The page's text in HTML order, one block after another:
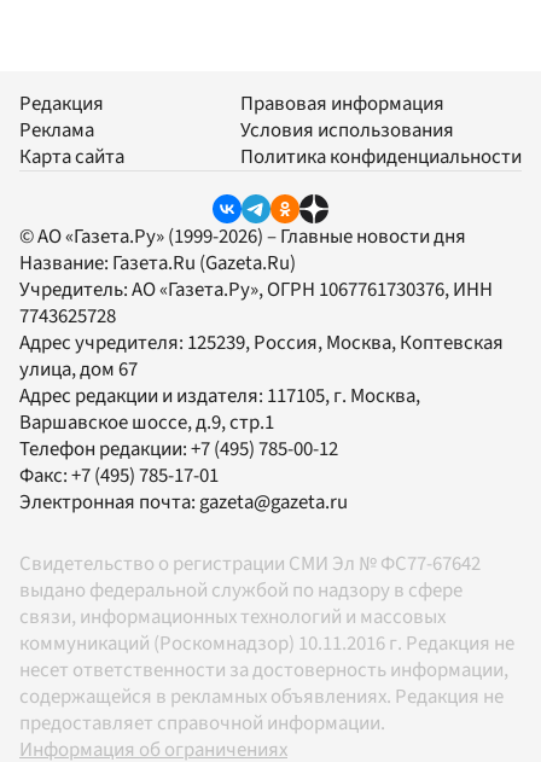
Редакция
Реклама
Карта сайта
Правовая информация
Условия использования
Политика конфиденциальности
© АО «Газета.Ру» (1999-2026) – Главные новости дня
Название: Газета.Ru (Gazeta.Ru)
Учредитель:АО «Газета.Ру», ОГРН 1067761730376, ИНН
7743625728
Адрес учредителя: 125239, Россия, Москва, Коптевская
улица, дом 67
Адрес редакции и издателя: 117105, г. Москва,
Варшавское шоссе, д.9, стр.1
Телефон редакции:+7 (495) 785-00-12
Факс:+7 (495) 785-17-01
Электронная почта:gazeta@gazeta.ru
Свидетельство о регистрации СМИ Эл № ФС77-67642
выдано федеральной службой по надзору в сфере
связи, информационных технологий и массовых
коммуникаций (Роскомнадзор) 10.11.2016 г. Редакция не
несет ответственности за достоверность информации,
содержащейся в рекламных объявлениях. Редакция не
предоставляет справочной информации.
Информация об ограничениях